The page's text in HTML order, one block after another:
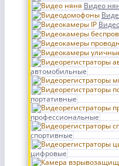
Видео
автомобильные
портативные
профессиональные
спортивные
цифровые